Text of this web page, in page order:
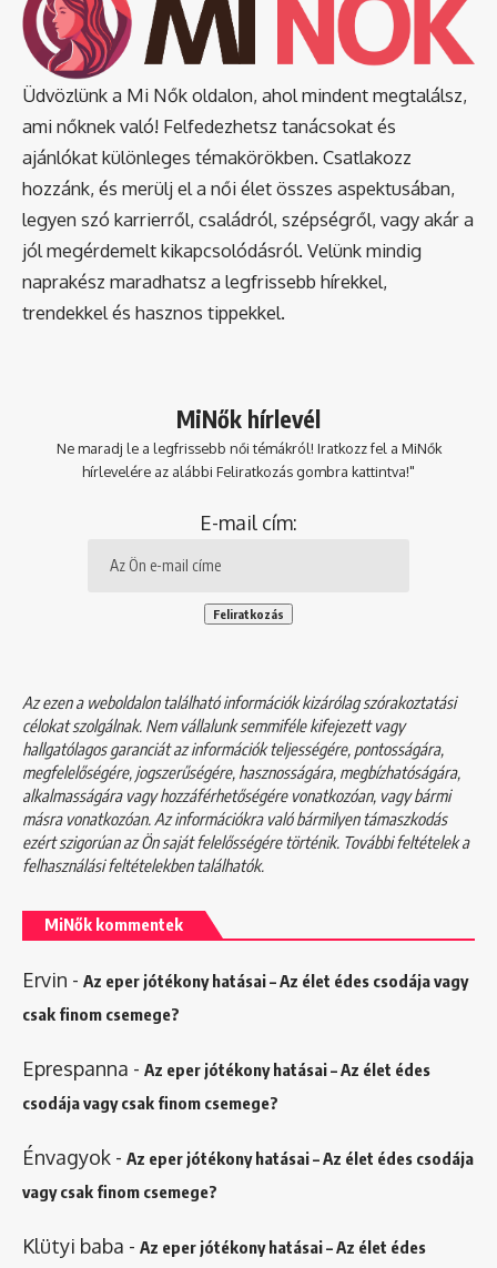
Üdvözlünk a Mi Nők oldalon, ahol mindent megtalálsz,
ami nőknek való! Felfedezhetsz tanácsokat és
ajánlókat különleges témakörökben. Csatlakozz
hozzánk, és merülj el a női élet összes aspektusában,
legyen szó karrierről, családról, szépségről, vagy akár a
jól megérdemelt kikapcsolódásról. Velünk mindig
naprakész maradhatsz a legfrissebb hírekkel,
trendekkel és hasznos tippekkel.
MiNők hírlevél
Ne maradj le a legfrissebb női témákról! Iratkozz fel a MiNők
hírlevelére az alábbi Feliratkozás gombra kattintva!"
E-mail cím:
Az ezen a weboldalon található információk kizárólag szórakoztatási
célokat szolgálnak. Nem vállalunk semmiféle kifejezett vagy
hallgatólagos garanciát az információk teljességére, pontosságára,
megfelelőségére, jogszerűségére, hasznosságára, megbízhatóságára,
alkalmasságára vagy hozzáférhetőségére vonatkozóan, vagy bármi
másra vonatkozóan. Az információkra való bármilyen támaszkodás
ezért szigorúan az Ön saját felelősségére történik. További feltételek a
felhasználási feltételekbentalálhatók.
MiNők kommentek
Ervin - Az eper jótékony hatásai – Az élet édes csodája vagy
csak finom csemege?
Eprespanna - Az eper jótékony hatásai – Az élet édes
csodája vagy csak finom csemege?
Énvagyok - Az eper jótékony hatásai – Az élet édes csodája
vagy csak finom csemege?
Klütyi baba - Az eper jótékony hatásai – Az élet édes